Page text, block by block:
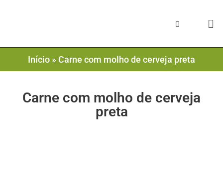
Início » Carne com molho de cerveja preta
Carne com molho de cerveja
preta